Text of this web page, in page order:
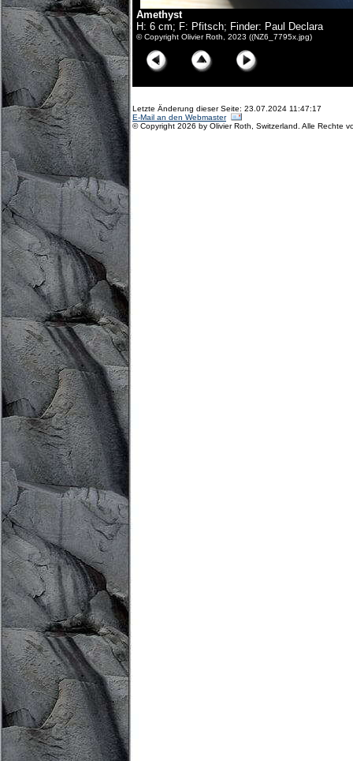
Amethyst
H: 6 cm; F: Pfitsch; Finder: Paul Declara
© Copyright Olivier Roth, 2023 ((NZ6_7795x.jpg)
Letzte Änderung dieser Seite: 23.07.2024 11:47:17
E-Mail an den Webmaster
© Copyright 2026 by Olivier Roth, Switzerland. Alle Rechte